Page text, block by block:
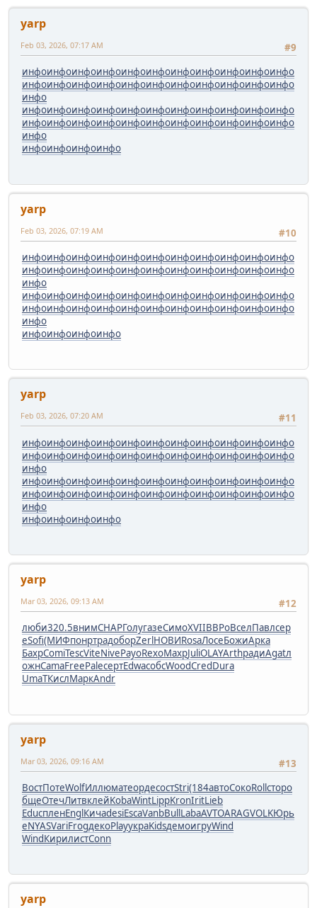
yarp
#9
Feb 03, 2026, 07:17 AM
инфоинфоинфоинфоинфоинфоинфоинфоинфоинфоинфо
инфоинфоинфоинфоинфоинфоинфоинфоинфоинфоинфо
инфо
инфоинфоинфоинфоинфоинфоинфоинфоинфоинфоинфо
инфоинфоинфоинфоинфоинфоинфоинфоинфоинфоинфо
инфо
инфоинфоинфоинфо
yarp
#10
Feb 03, 2026, 07:19 AM
инфоинфоинфоинфоинфоинфоинфоинфоинфоинфоинфо
инфоинфоинфоинфоинфоинфоинфоинфоинфоинфоинфо
инфо
инфоинфоинфоинфоинфоинфоинфоинфоинфоинфоинфо
инфоинфоинфоинфоинфоинфоинфоинфоинфоинфоинфо
инфо
инфоинфоинфоинфо
yarp
#11
Feb 03, 2026, 07:20 AM
инфоинфоинфоинфоинфоинфоинфоинфоинфоинфоинфо
инфоинфоинфоинфоинфоинфоинфоинфоинфоинфоинфо
инфо
инфоинфоинфоинфоинфоинфоинфоинфоинфоинфоинфо
инфоинфоинфоинфоинфоинфоинфоинфоинфоинфоинфо
инфо
инфоинфоинфоинфо
yarp
#12
Mar 03, 2026, 09:13 AM
люби320.5внимCHAPГолугазеСимоXVIIВВРоВселПавлсер
еSofi(МИФпонртрадоборZerl НОВИRosaЛосеБожиАрка
БахрComiTescViteNivePayoRexoМахрJuliOLAYArthрадиAgatл
ожнCamaFreePaleсертEdwaсобсWoodCredDura
UmaTКислМаркAndr
yarp
#13
Mar 03, 2026, 09:16 AM
ВостПотеWolfИллюматеордесостStri(184автоСокоRollсторо
бщеОтечЛитвклейKobaWintLippKronIritLieb
EducпленEnglКичаdesiEscaVanbBullLabaAVTOARAGVOLKЮрь
еNYASVariFrogдекоPlayукраKidsдемоигруWind
WindКирилистConn
yarp